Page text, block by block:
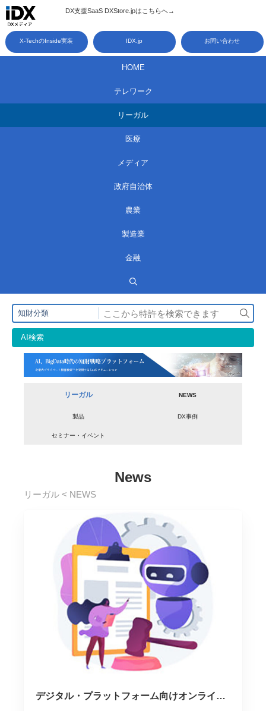
コ
ン
テ
DX支援SaaS DXStore.jpはこちらへ→​
X-TechのInside実装 IDX.jp お問い合わせ
HOME
テレワーク
リーガル
医療
メディア
政府自治体
農業
製造業
金融
知財分類
検
索
AI検索
リーガル NEWS
製品 DX事例
セミナー・イベント
News
リーガル < NEWS
デジタル・プラットフォーム向けオンライン